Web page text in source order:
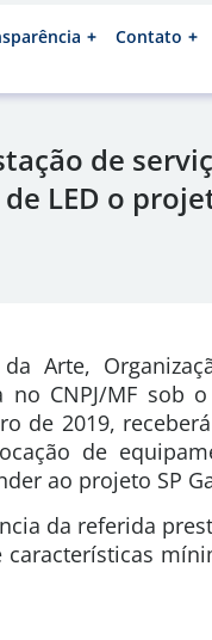
Contato
de
LED o
Arte,
CNPJ/MF sob o
de 2019,
de
ao projeto SP
da referida